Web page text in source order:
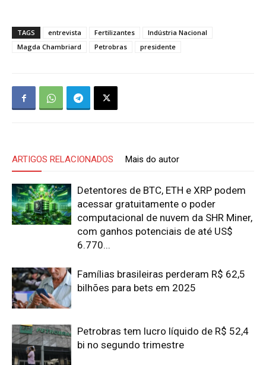
TAGS entrevista Fertilizantes
Indústria Nacional
Magda Chambriard
Petrobras presidente
ARTIGOS RELACIONADOS Mais do autor
Detentores de BTC, ETH e XRP podem
acessar gratuitamente o poder
computacional de nuvem da SHR Miner,
com ganhos potenciais de até US$
6.770...
Famílias brasileiras perderam R$ 62,5
bilhões para bets em 2025
Petrobras tem lucro líquido de R$ 52,4
bi no segundo trimestre